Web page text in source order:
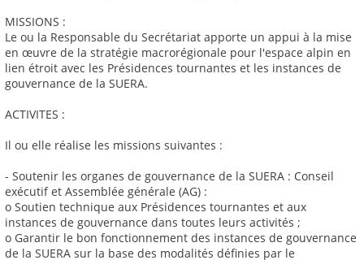
MISSIONS :
Le ou la Responsable du Secrétariat apporte un appui à la mise
en œuvre de la stratégie macrorégionale pour l'espace alpin en
lien étroit avec les Présidences tournantes et les instances de
gouvernance de la SUERA.
ACTIVITES :
Il ou elle réalise les missions suivantes :
- Soutenir les organes de gouvernance de la SUERA : Conseil
exécutif et Assemblée générale (AG) :
o Soutien technique aux Présidences tournantes et aux
instances de gouvernance dans toutes leurs activités ;
o Garantir le bon fonctionnement des instances de gouvernance
de la SUERA sur la base des modalités définies par le